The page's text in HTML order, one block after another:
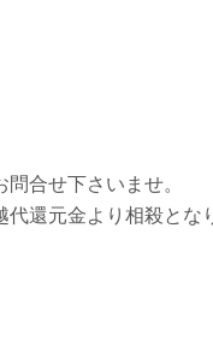
合せ下さいませ。
還元金より相殺とな